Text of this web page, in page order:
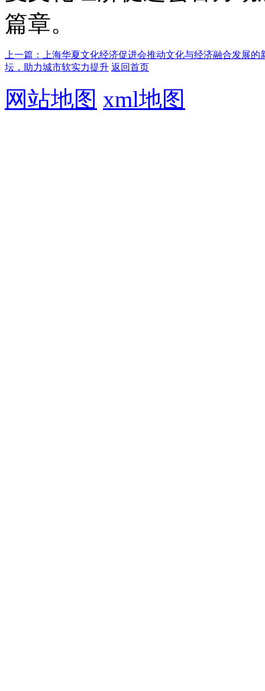
篇章。
上一篇：上海华夏文化经济促进会推动文化与经济融合发展的
坛，助力城市软实力提升 返回首页
网站地图 xml地图